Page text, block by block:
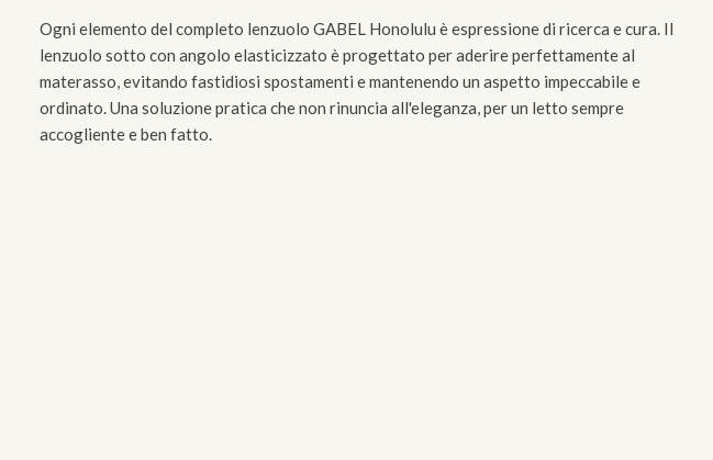
Ogni elemento del completo lenzuolo GABEL Honolulu è espressione di ricerca e cura. Il
lenzuolo sotto con angolo elasticizzato è progettato per aderire perfettamente al
materasso, evitando fastidiosi spostamenti e mantenendo un aspetto impeccabile e
ordinato. Una soluzione pratica che non rinuncia all'eleganza, per un letto sempre
accogliente e ben fatto.